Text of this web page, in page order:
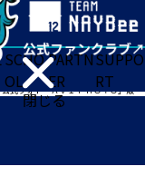
閉じる
SCHO
OL
PARTN
ER
SUPPO
RT
ＡＶＩ ＰＨＯＴＯ」販売開始のお知らせ